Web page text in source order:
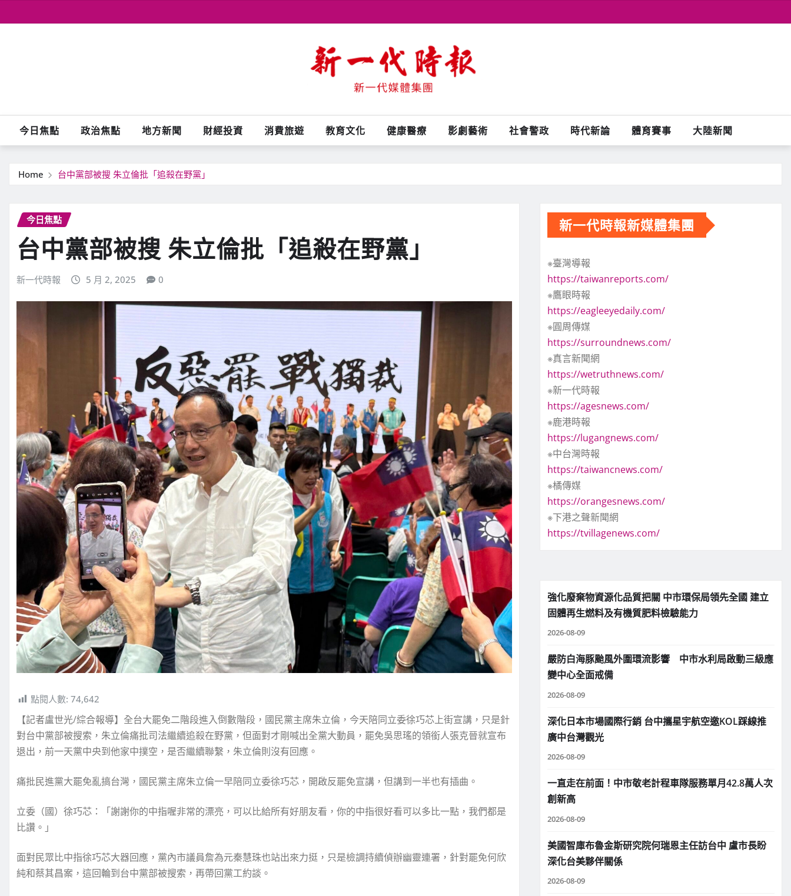
to
今日焦點 政治焦點 地方新聞 財經投資 消費旅遊 教育文化 健康醫療 影劇藝術 社會警政 時代新論 體育賽事 大陸新聞
Home 台中黨部被搜 朱立倫批「追殺在野黨」
今日焦點
台中黨部被搜 朱立倫批「追殺在野黨」
新一代時報 5 月 2, 2025 0
點閱人數: 74,642
【記者盧世光/綜合報導】全台大罷免二階段進入倒數階段，國民黨主席朱立倫，今天陪同立委徐巧芯上街宣講，只是針
對台中黨部被搜索，朱立倫痛批司法繼續追殺在野黨，但面對才剛喊出全黨大動員，罷免吳思瑤的領銜人張克晉就宣布
退出，前一天黨中央到他家中撲空，是否繼續聯繫，朱立倫則沒有回應。
痛批民進黨大罷免亂搞台灣，國民黨主席朱立倫一早陪同立委徐巧芯，開啟反罷免宣講，但講到一半也有插曲。
立委（國）徐巧芯：「謝謝你的中指喔非常的漂亮，可以比給所有好朋友看，你的中指很好看可以多比一點，我們都是
比讚。」
面對民眾比中指徐巧芯大器回應，黨內市議員詹為元秦慧珠也站出來力挺，只是檢調持續偵辦幽靈連署，針對罷免何欣
純和蔡其昌案，這回輪到台中黨部被搜索，再帶回黨工約談。
新一代時報新媒體集團
※臺灣導報
https://taiwanreports.com/
※鷹眼時報
https://eagleeyedaily.com/
※圓周傳媒
https://surroundnews.com/
※真言新聞網
https://wetruthnews.com/
※新一代時報
https://agesnews.com/
※鹿港時報
https://lugangnews.com/
※中台灣時報
https://taiwancnews.com/
※橘傳媒
https://orangesnews.com/
※下港之聲新聞網
https://tvillagenews.com/
強化廢棄物資源化品質把關 中市環保局領先全國 建立
固體再生燃料及有機質肥料檢驗能力
2026-08-09
嚴防白海豚颱風外圍環流影響 中市水利局啟動三級應
變中心全面戒備
2026-08-09
深化日本市場國際行銷 台中攜星宇航空邀KOL踩線推
廣中台灣觀光
2026-08-09
一直走在前面！中市敬老計程車隊服務單月42.8萬人次
創新高
2026-08-09
美國智庫布魯金斯研究院何瑞恩主任訪台中 盧市長盼
深化台美夥伴關係
2026-08-09